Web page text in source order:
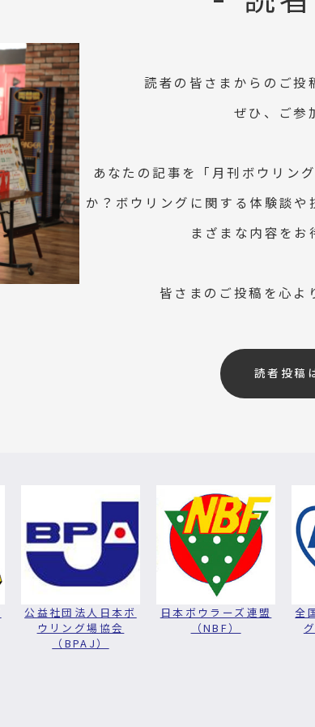
読者の皆さまからのご投
ぜひ、ご参
あなたの記事を「月刊ボウリン
か？ボウリングに関する体験談
まざまな内容をお
皆さまのご投稿を心よ
読者投稿
公益社団法人日本ボ
ウリング場協会
（BPAJ）
日本ボウラーズ連盟
（NBF）
全